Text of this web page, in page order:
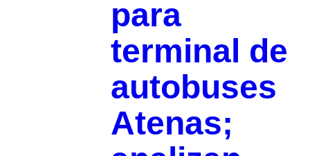
para
terminal de
autobuses
Atenas;